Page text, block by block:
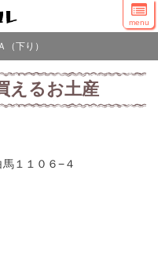
menu
（下り）
えるお土産
１１０６−４